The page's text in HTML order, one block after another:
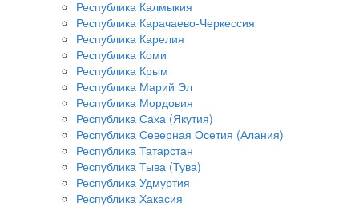
Республика Калмыкия
Республика Карачаево-Черкессия
Республика Карелия
Республика Коми
Республика Крым
Республика Марий Эл
Республика Мордовия
Республика Саха (Якутия)
Республика Северная Осетия (Алания)
Республика Татарстан
Республика Тыва (Тува)
Республика Удмуртия
Республика Хакасия